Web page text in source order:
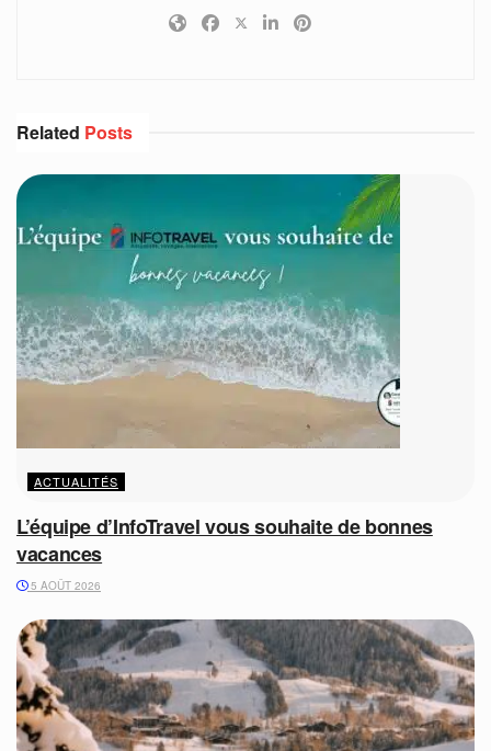
Related Posts
ACTUALITÉS
L’équipe d’InfoTravel vous souhaite de bonnes
vacances
5 AOÛT 2026